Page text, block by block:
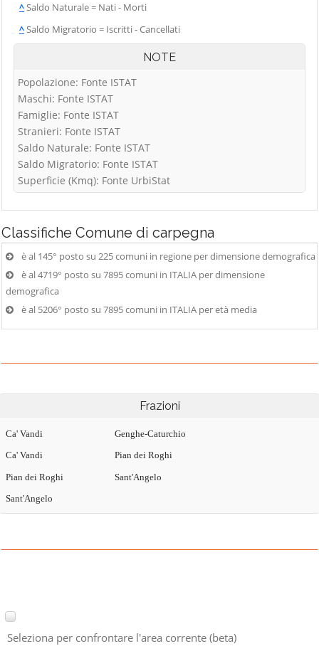
^Saldo Naturale = Nati - Morti
^Saldo Migratorio = Iscritti - Cancellati
NOTE
Popolazione: Fonte ISTAT
Maschi: Fonte ISTAT
Famiglie: Fonte ISTAT
Stranieri: Fonte ISTAT
Saldo Naturale: Fonte ISTAT
Saldo Migratorio: Fonte ISTAT
Superficie (Kmq): Fonte UrbiStat
Classifiche Comune di carpegna
è al 145° posto su 225 comuni in regione per dimensione demografica
è al 4719° posto su 7895 comuni in ITALIA per dimensione
demografica
è al 5206° posto su 7895 comuni in ITALIA per età media
Frazioni
Ca' Vandi
Ca' Vandi
Genghe-Caturchio
Pian dei Roghi
Pian dei Roghi
Sant'Angelo
Sant'Angelo
Seleziona per confrontare l'area corrente (beta)